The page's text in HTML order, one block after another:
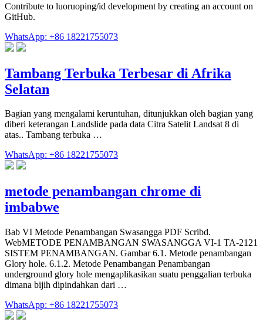
Contribute to luoruoping/id development by creating an account on
GitHub.
WhatsApp: +86 18221755073
Tambang Terbuka Terbesar di Afrika
Selatan
Bagian yang mengalami keruntuhan, ditunjukkan oleh bagian yang
diberi keterangan Landslide pada data Citra Satelit Landsat 8 di
atas.. Tambang terbuka …
WhatsApp: +86 18221755073
metode penambangan chrome di
imbabwe
Bab VI Metode Penambangan Swasangga PDF Scribd.
WebMETODE PENAMBANGAN SWASANGGA VI-1 TA-2121
SISTEM PENAMBANGAN. Gambar 6.1. Metode penambangan
Glory hole. 6.1.2. Metode Penambangan Penambangan
underground glory hole mengaplikasikan suatu penggalian terbuka
dimana bijih dipindahkan dari …
WhatsApp: +86 18221755073